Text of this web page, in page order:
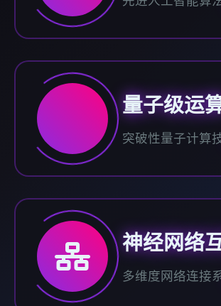
量子级运
突破性量子计算
神经网络
多维度网络连接